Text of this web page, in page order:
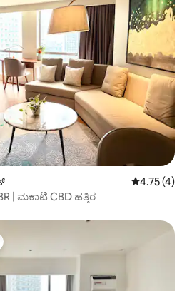
5 ರಲ್ಲಿ 4.75
4.75 (4)
| ಮಕಾಟಿ CBD ಹತ್ತಿರ